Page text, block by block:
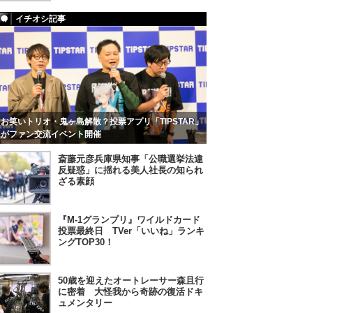
イチオシ記事
お笑いトリオ・鬼ヶ島解散？投票アプリ「TIPSTAR」
がファン交流イベント開催
斎藤元彦兵庫県知事「公職選挙法違
反疑惑」に揺れる美人社長の知られ
ざる素顔
『M-1グランプリ』ワイルドカード
投票最終日 TVer「いいね」ランキ
ングTOP30！
50歳を迎えたオートレーサー森且行
に密着 大怪我から奇跡の復活ドキ
ュメンタリー